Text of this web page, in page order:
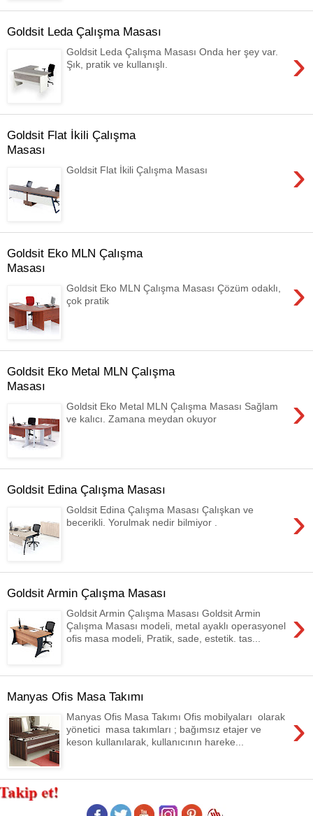
Goldsit Leda Çalışma Masası
›
Goldsit Leda Çalışma Masası Onda her şey var.
Şık, pratik ve kullanışlı.
Goldsit Flat İkili Çalışma
Masası
›
Goldsit Flat İkili Çalışma Masası
Goldsit Eko MLN Çalışma
Masası
›
Goldsit Eko MLN Çalışma Masası Çözüm odaklı,
çok pratik
Goldsit Eko Metal MLN Çalışma
Masası
›
Goldsit Eko Metal MLN Çalışma Masası Sağlam
ve kalıcı. Zamana meydan okuyor
Goldsit Edina Çalışma Masası
›
Goldsit Edina Çalışma Masası Çalışkan ve
becerikli. Yorulmak nedir bilmiyor .
Goldsit Armin Çalışma Masası
›
Goldsit Armin Çalışma Masası Goldsit Armin
Çalışma Masası modeli, metal ayaklı operasyonel
ofis masa modeli, Pratik, sade, estetik. tas...
Manyas Ofis Masa Takımı
›
Manyas Ofis Masa Takımı Ofis mobilyaları olarak
yönetici masa takımları ; bağımsız etajer ve
keson kullanılarak, kullanıcının hareke...